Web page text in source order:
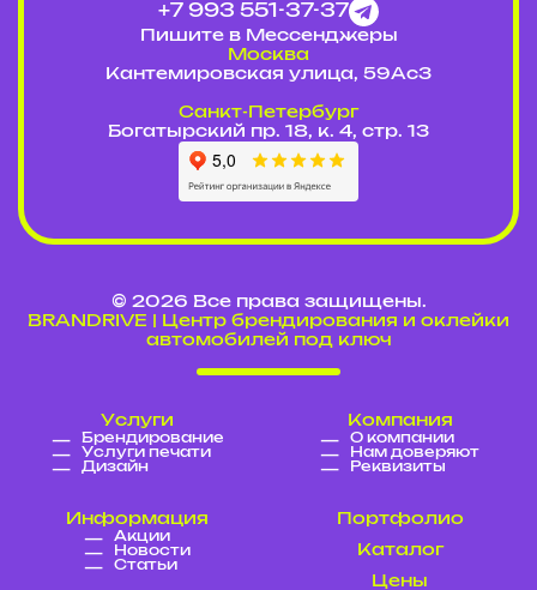
© 2026 Все права защищены.
BRANDRIVE | Центр брендирования и оклейки
автомобилей под ключ
Услуги
Брендирование
Услуги печати
Дизайн
Компания
О компании
Нам доверяют
Реквизиты
Информация
Акции
Новости
Статьи
Портфолио
Каталог
Цены
+7 993 551-37-37
Пишите в Мессенджеры
Москва
Кантемировская улица, 59Ас3
Cанкт-Петербург
Богатырский пр. 18, к. 4, стр. 13